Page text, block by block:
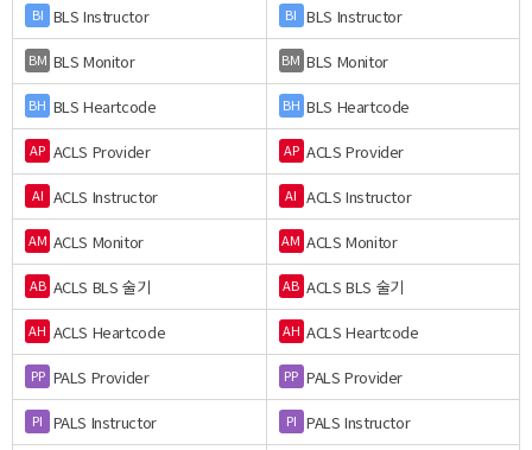
BI BLS Instructor BI BLS Instructor
BM BLS Monitor BM BLS Monitor
BH BLS Heartcode BH BLS Heartcode
AP ACLS Provider AP ACLS Provider
AI ACLS Instructor AI ACLS Instructor
AM ACLS Monitor AM ACLS Monitor
AB ACLS BLS 술기 AB ACLS BLS 술기
AH ACLS Heartcode AH ACLS Heartcode
PP PALS Provider PP PALS Provider
PI PALS Instructor PI PALS Instructor